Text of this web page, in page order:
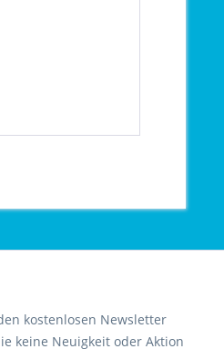
kostenlosen Newsletter
keine Neuigkeit oder Aktion